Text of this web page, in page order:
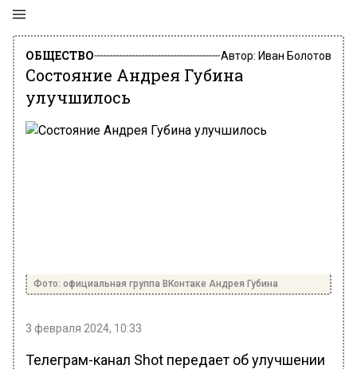
ОБЩЕСТВО Автор: Иван Болотов
Состояние Андрея Губина
улучшилось
Фото: официальная группа ВКонтаке Андрея Губина
3 февраля 2024, 10:33
Телеграм-канал Shot передает об улучшении